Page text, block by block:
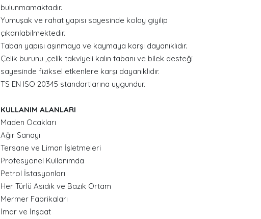
bulunmamaktadır.
Yumuşak ve rahat yapısı sayesinde kolay giyilip
çıkarılabilmektedir.
Taban yapısı aşınmaya ve kaymaya karşı dayanıklıdır.
Çelik burunu ,çelik takviyeli kalın tabanı ve bilek desteği
sayesinde fiziksel etkenlere karşı dayanıklıdır.
TS EN ISO 20345 standartlarına uygundur.
KULLANIM ALANLARI
Maden Ocakları
Ağır Sanayi
Tersane ve Liman İşletmeleri
Profesyonel Kullanımda
Petrol İstasyonları
Her Türlü Asidik ve Bazik Ortam
Mermer Fabrikaları
İmar ve İnşaat